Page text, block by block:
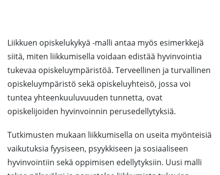
Liikkuen opiskelukykyä -malli antaa myös esimerkkejä
siitä, miten liikkumisella voidaan edistää hyvinvointia
tukevaa opiskeluympäristöä. Terveellinen ja turvallinen
opiskeluympäristö sekä opiskeluyhteisö, jossa voi
tuntea yhteenkuuluvuuden tunnetta, ovat
opiskelijoiden hyvinvoinnin perusedellytyksiä.
Tutkimusten mukaan liikkumisella on useita myönteisiä
vaikutuksia fyysiseen, psyykkiseen ja sosiaaliseen
hyvinvointiin sekä oppimisen edellytyksiin. Uusi malli